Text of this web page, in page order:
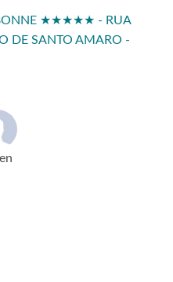
★★★★★ - RUA
DE SANTO AMARO -